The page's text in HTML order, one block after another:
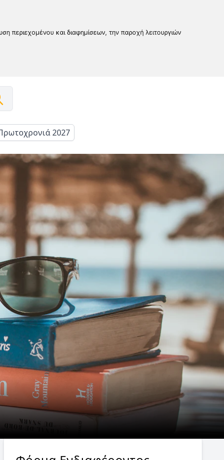
περιεχομένου και διαφημίσεων, την παροχή λειτουργιών
2027